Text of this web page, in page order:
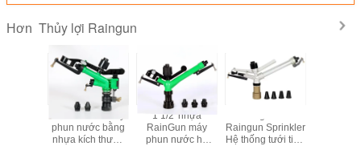
Hơn Thủy lợi Raingun
phun nước bằng
nhựa kích thước
1 1/2' nhựa
RainGun máy
phun nước hệ
Raingun Sprinkler
Hệ thống tưới tiêu